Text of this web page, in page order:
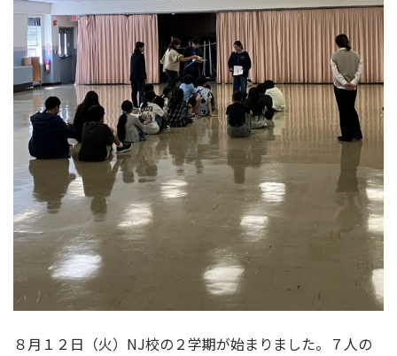
８月１２日（火）NJ校の２学期が始まりました。７人の